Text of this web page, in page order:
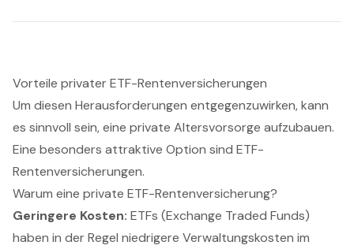
Vorteile privater ETF-Rentenversicherungen
Um diesen Herausforderungen entgegenzuwirken, kann
es sinnvoll sein, eine private Altersvorsorge aufzubauen.
Eine besonders attraktive Option sind ETF-
Rentenversicherungen.
Warum eine private ETF-Rentenversicherung?
Geringere Kosten: ETFs (Exchange Traded Funds)
haben in der Regel niedrigere Verwaltungskosten im